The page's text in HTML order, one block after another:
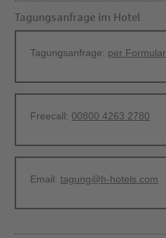
Tagungsanfrage im Hotel
Tagungsanfrage: per Formular
Freecall: 00800 4263 2780
Email: tagung@h-hotels.com